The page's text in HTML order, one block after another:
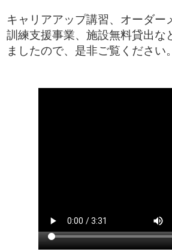
キャリアアップ講習、オーダー
訓練支援事業、施設無料貸出な
ましたので、是非ご覧ください。